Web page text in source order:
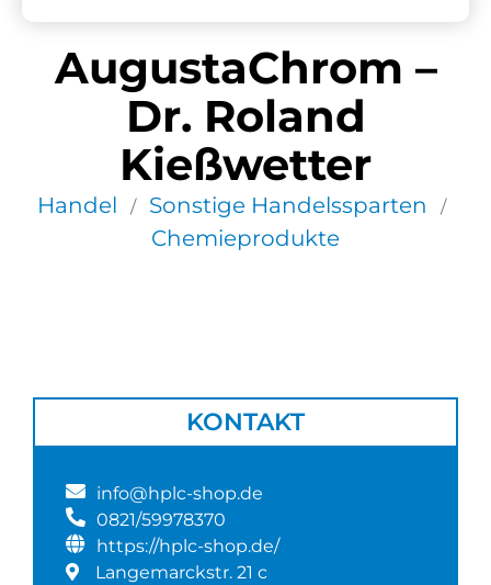
AugustaChrom –
Dr. Roland
Kießwetter
Handel / Sonstige Handelssparten /
Chemieprodukte
KONTAKT
info@hplc-shop.de
0821/59978370
https://hplc-shop.de/
Langemarckstr. 21 c